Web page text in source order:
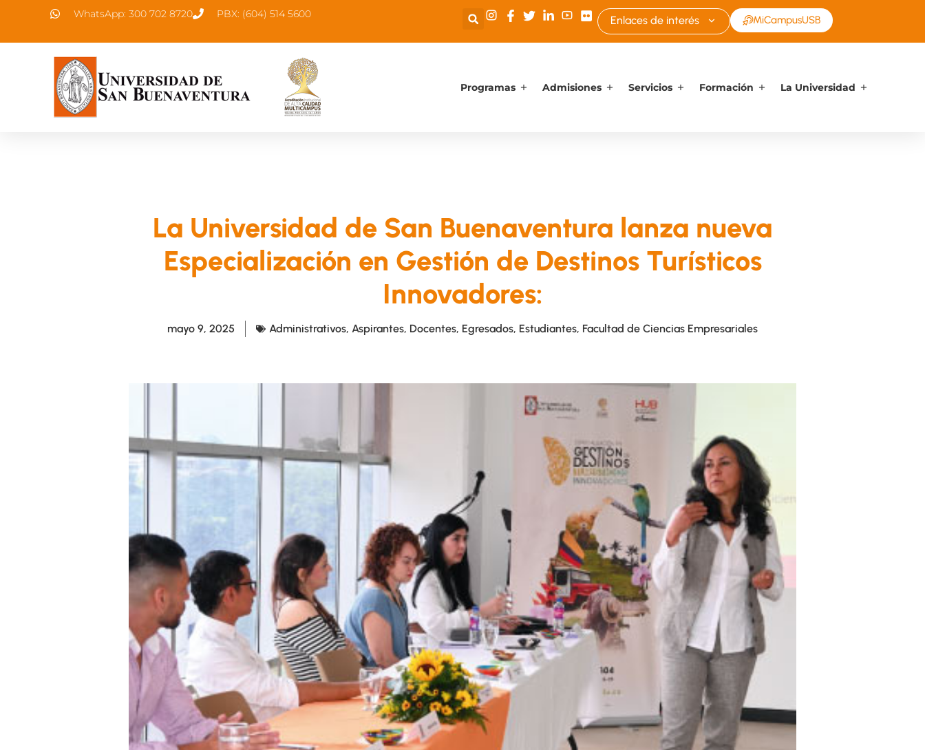
WhatsApp: 300 702 8720 PBX: (604) 514 5600 Enlaces de interés MiCampusUSB
Programas Admisiones Servicios Formación La Universidad
La Universidad de San Buenaventura lanza nueva
Especialización en Gestión de Destinos Turísticos
Innovadores:
mayo 9, 2025 Administrativos, Aspirantes, Docentes, Egresados, Estudiantes, Facultad de Ciencias Empresariales